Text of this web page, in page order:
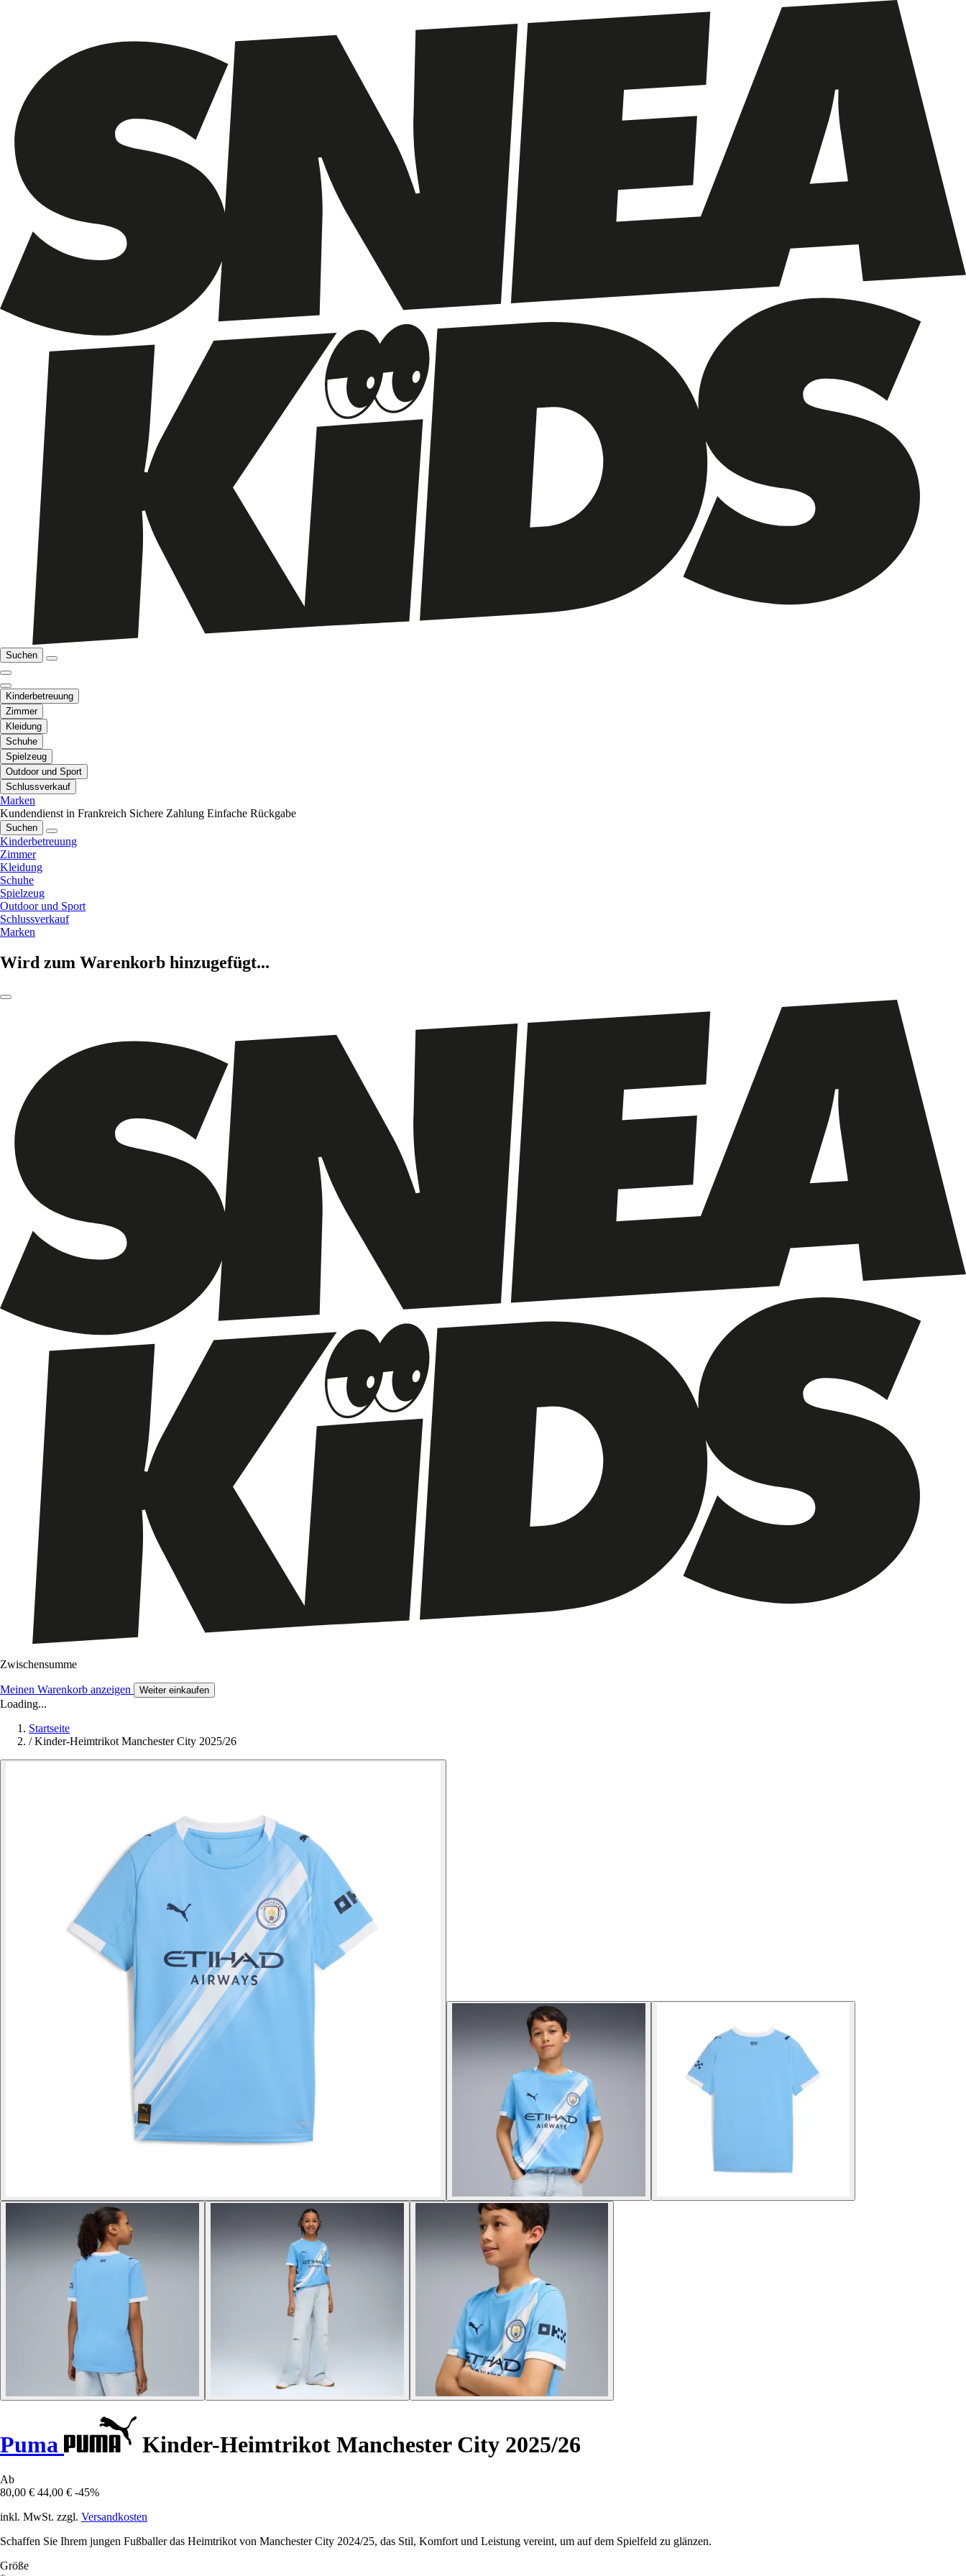
Suchen
Kinderbetreuung
Zimmer
Kleidung
Schuhe
Spielzeug
Outdoor und Sport
Schlussverkauf
Marken
Kundendienst in Frankreich Sichere Zahlung Einfache Rückgabe
Suchen
Kinderbetreuung
Zimmer
Kleidung
Schuhe
Spielzeug
Outdoor und Sport
Schlussverkauf
Marken
Wird zum Warenkorb hinzugefügt...
Zwischensumme
Meinen Warenkorb anzeigen Weiter einkaufen
Loading...
Startseite
/ Kinder-Heimtrikot Manchester City 2025/26
Puma Kinder-Heimtrikot Manchester City 2025/26
Ab
80,00 € 44,00 € -45%
inkl. MwSt. zzgl. Versandkosten
Schaffen Sie Ihrem jungen Fußballer das Heimtrikot von Manchester City 2024/25, das Stil, Komfort und Leistung vereint, um auf dem Spielfeld zu glänzen.
Größe